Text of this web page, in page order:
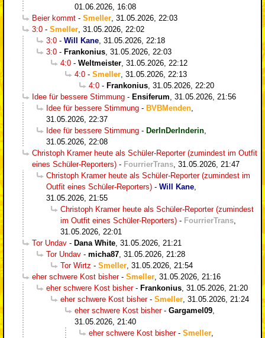
01.06.2026, 16:08
Beier kommt - Smeller 31.05.2026, 22:03
3:0 - Smeller 31.05.2026, 22:02
3:0 - Will Kane 31.05.2026, 22:18
3:0 - Frankonius 31.05.2026, 22:03
4:0 - Weltmeister 31.05.2026, 22:12
4:0 - Smeller 31.05.2026, 22:13
4:0 - Frankonius 31.05.2026, 22:20
Idee für bessere Stimmung - Ensiferum 31.05.2026, 21:56
Idee für bessere Stimmung - BVBMenden
31.05.2026, 22:37
Idee für bessere Stimmung - DerInDerInderin
31.05.2026, 22:08
Christoph Kramer heute als Schüler-Reporter (zumindest im Outfit
eines Schüler-Reporters) - FourrierTrans 31.05.2026, 21:47
Christoph Kramer heute als Schüler-Reporter (zumindest im
Outfit eines Schüler-Reporters) - Will Kane
31.05.2026, 21:55
Christoph Kramer heute als Schüler-Reporter (zumindest
im Outfit eines Schüler-Reporters) - FourrierTrans
31.05.2026, 22:01
Tor Undav - Dana White 31.05.2026, 21:21
Tor Undav - micha87 31.05.2026, 21:28
Tor Wirtz - Smeller 31.05.2026, 21:54
eher schwere Kost bisher- Smeller 31.05.2026, 21:16
eher schwere Kost bisher- Frankonius 31.05.2026, 21:20
eher schwere Kost bisher- Smeller 31.05.2026, 21:24
eher schwere Kost bisher- Gargamel09
31.05.2026, 21:40
eher schwere Kost bisher- Smeller